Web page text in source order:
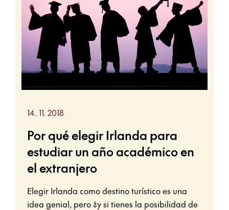
14. 11. 2018
Por qué elegir Irlanda para
estudiar un año académico en
el extranjero
Elegir Irlanda como destino turístico es una
idea genial, pero ¿y si tienes la posibilidad de